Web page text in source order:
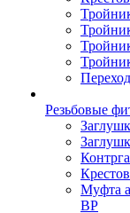
Резьбовые
Муфта
ВР